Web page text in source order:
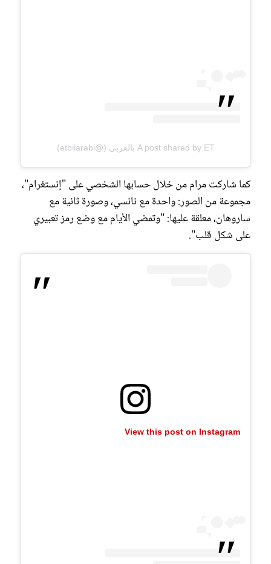
A post shared by ET بالعربي (@etbilarabi)
كما شاركت مرام من خلال حسابها الشخصي على "إنستغرام"،
مجموعة من الصور: واحدة مع نانسي، وصورة ثانية مع
ساروهان، معلقة عليها: "وتمضي الأيام مع وضع رمز تعبيري
على شكل قلب".
View this post on Instagram